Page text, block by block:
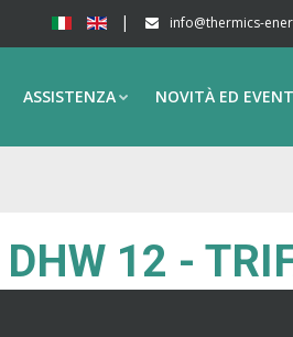
info@thermics-
ASSISTENZA NOVITÀ ED
12 -